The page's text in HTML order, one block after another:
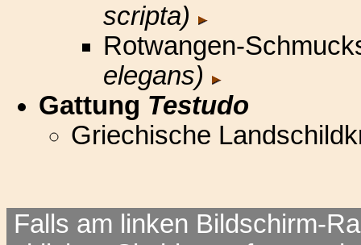
scripta)
Rotwangen-
elegans)
Gattung Testudo
Griechische
Falls am linken Bildschirm-